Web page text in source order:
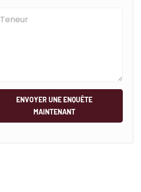
Teneur
ENVOYER UNE ENQUÊTE
MAINTENANT